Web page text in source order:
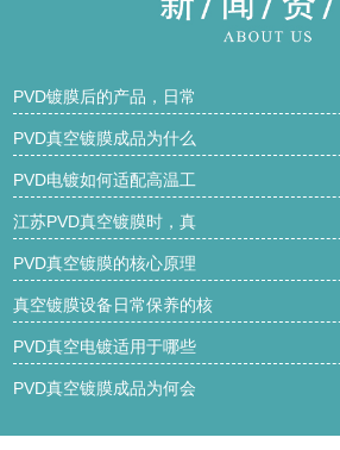
PVD镀膜后的产品，日常
PVD真空镀膜成品为什么
PVD电镀如何适配高温工
江苏PVD真空镀膜时，真
PVD真空镀膜的核心原理
真空镀膜设备日常保养的核
PVD真空电镀适用于哪些
PVD真空镀膜成品为何会